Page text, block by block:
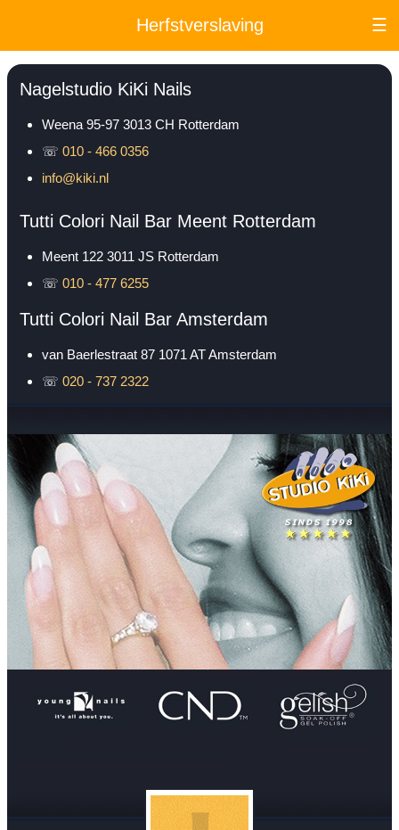
Herfstverslaving ☰
Nagelstudio KiKi Nails
Weena 95-97 3013 CH Rotterdam
☏010 - 466 0356
info@kiki.nl
Tutti Colori Nail Bar Meent Rotterdam
Meent 122 3011 JS Rotterdam
☏010 - 477 6255
Tutti Colori Nail Bar Amsterdam
van Baerlestraat 87 1071 ATAmsterdam
☏020 - 737 2322